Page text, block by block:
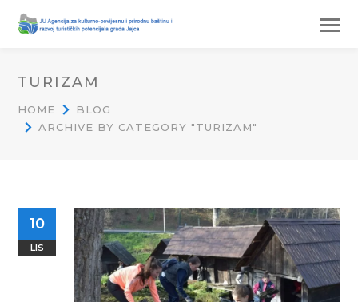
TURIZAM
HOME
BLOG
ARCHIVE BY CATEGORY "TURIZAM"
10
LIS